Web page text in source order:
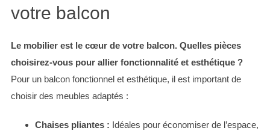
votre balcon
Le mobilier est le cœur de votre balcon. Quelles pièces
choisirez-vous pour allier fonctionnalité et esthétique ?
Pour un balcon fonctionnel et esthétique, il est important de
choisir des meubles adaptés :
Chaises pliantes : Idéales pour économiser de l’espace,